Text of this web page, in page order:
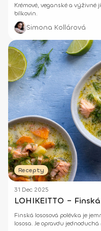
Krémové, veganské a
bílkovin.
Simona Kollárová
Recepty
31 Dec 2025
LOHIKEITTO –
Finská lososová polévka je
lososa. Je opravdu